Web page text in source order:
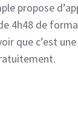
propose
4h48 de
que c’est une